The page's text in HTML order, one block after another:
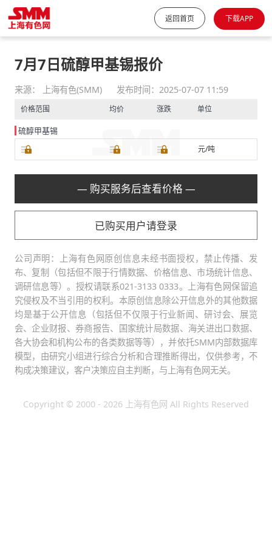
返回首页 下载APP
7月7日硫醇甲基锡报价
来源： 上海有色(SMM) 发布时间：2025-07-07 11:59
价格范围 均价 涨跌 单位
硫醇甲基锡
元/吨
— 购买服务后查看价格 —
已购买用户请登录
公司声明：上海有色网原创信息未经书面授权，禁止传播、发
布、复制（包括但不限于行情数据、价格信息、市场统计信息、
调研信息等）。授权请联系021-3133 0333。上海有色网保留追
究侵权及不当引用的权利。本原创信息除公开信息外的其他数据
均是基于公开信息（包括但不仅限于行业新闻、研讨会、展览
会、企业财报、券商报告、国家统计局数据、海关进出口数据、
各大协会和机构公布的各类数据等等），并依托SMM内部数据库
模型，由研究小组进行综合分析和合理推断得出，仅供参考，不
构成决策建议，客户决策应自主判断，与上海有色网无关。
Copyright © 2000 - 2026 上海有色网 All Rights Reserved